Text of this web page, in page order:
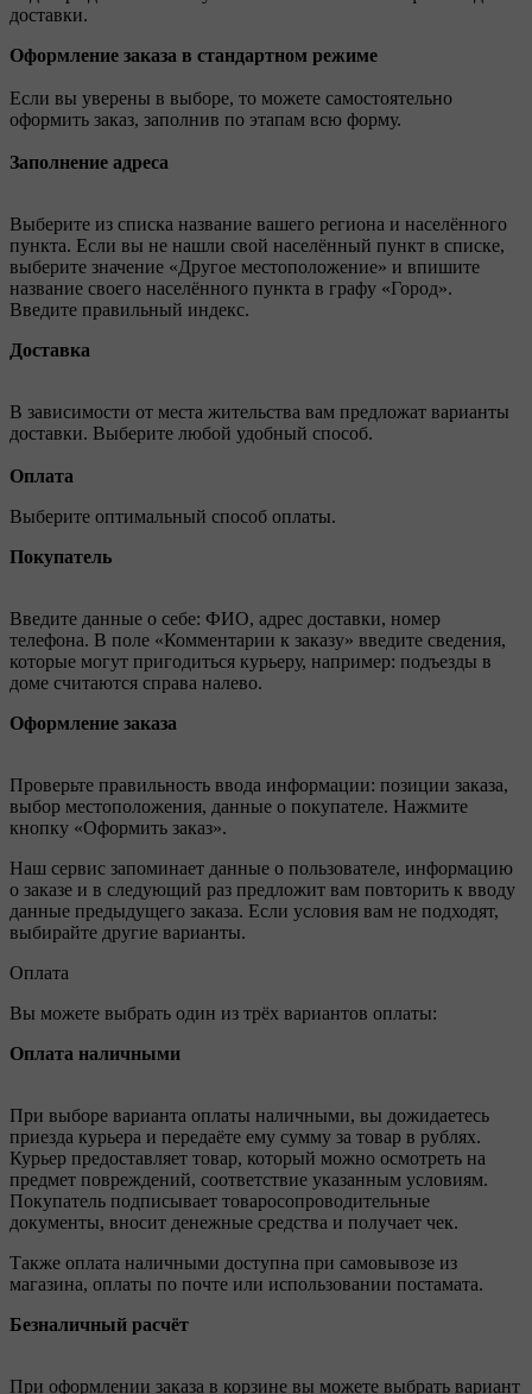
доставки.
Оформление заказа в стандартном режиме
Если вы уверены в выборе, то можете самостоятельно
оформить заказ, заполнив по этапам всю форму.
Заполнение адреса
Выберите из списка название вашего региона и населённого
пункта. Если вы не нашли свой населённый пункт в списке,
выберите значение «Другое местоположение» и впишите
название своего населённого пункта в графу «Город».
Введите правильный индекс.
Доставка
В зависимости от места жительства вам предложат варианты
доставки. Выберите любой удобный способ.
Оплата
Выберите оптимальный способ оплаты.
Покупатель
Введите данные о себе: ФИО, адрес доставки, номер
телефона. В поле «Комментарии к заказу» введите сведения,
которые могут пригодиться курьеру, например: подъезды в
доме считаются справа налево.
Оформление заказа
Проверьте правильность ввода информации: позиции заказа,
выбор местоположения, данные о покупателе. Нажмите
кнопку «Оформить заказ».
Наш сервис запоминает данные о пользователе, информацию
о заказе и в следующий раз предложит вам повторить к вводу
данные предыдущего заказа. Если условия вам не подходят,
выбирайте другие варианты.
Оплата
Вы можете выбрать один из трёх вариантов оплаты:
Оплата наличными
При выборе варианта оплаты наличными, вы дожидаетесь
приезда курьера и передаёте ему сумму за товар в рублях.
Курьер предоставляет товар, который можно осмотреть на
предмет повреждений, соответствие указанным условиям.
Покупатель подписывает товаросопроводительные
документы, вносит денежные средства и получает чек.
Также оплата наличными доступна при самовывозе из
магазина, оплаты по почте или использовании постамата.
Безналичный расчёт
При оформлении заказа в корзине вы можете выбрать вариант